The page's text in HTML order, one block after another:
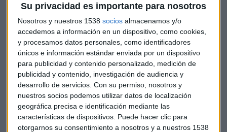
Su privacidad es importante para nosotros
Nosotros y nuestros 1538 socios almacenamos y/o
accedemos a información en un dispositivo, como cookies,
y procesamos datos personales, como identificadores
únicos e información estándar enviada por un dispositivo
para publicidad y contenido personalizado, medición de
publicidad y contenido, investigación de audiencia y
desarrollo de servicios. Con su permiso, nosotros y
nuestros socios podemos utilizar datos de localización
geográfica precisa e identificación mediante las
características de dispositivos. Puede hacer clic para
otorgarnos su consentimiento a nosotros y a nuestros 1538
¿Truncada la recuperación económica del
verano? Lo que dicen los números
Meliá Hoteles espera un septiembre de "récord"
como agosto y AENA espera un buen cierre de año,
pero todos creen que nadan a contracorriente y sin
frenos
Capital Radio / / 2022-09-12